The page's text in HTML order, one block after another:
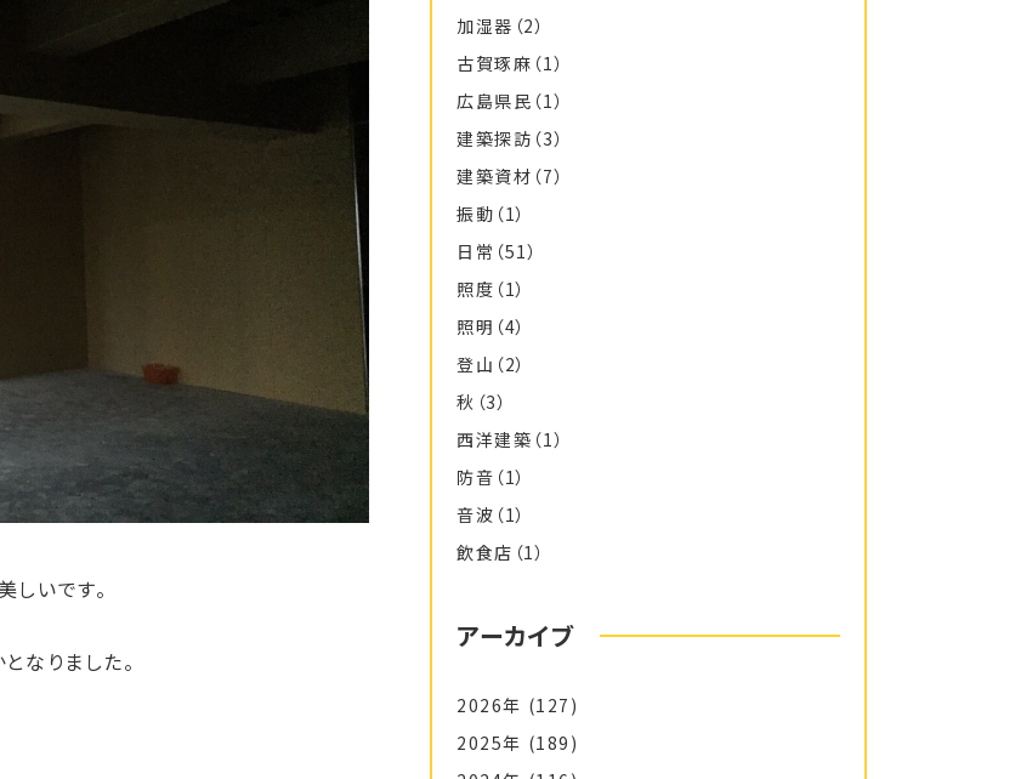
いです。
なりました。
加湿器 （2）
古賀琢麻 （1）
広島県民 （1）
建築探訪 （3）
建築資材 （7）
振動 （1）
日常 （51）
照度 （1）
照明 （4）
登山 （2）
秋 （3）
西洋建築 （1）
防音 （1）
音波 （1）
飲食店 （1）
アーカイブ
2026年 (127)
2025年 (189)